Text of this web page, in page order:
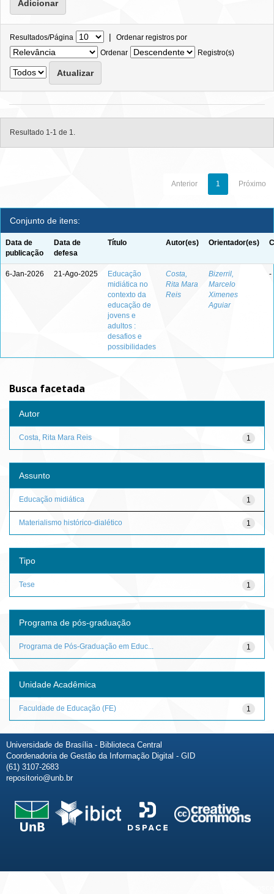
Resultados/Página | Ordenar registros por
Ordenar
Registro(s)
Resultado 1-1 de 1.
Anterior 1 Próximo
Conjunto de itens:
Data de
publicação
Data de
defesa
Título Autor(es) Orientador(es)
6-Jan-2026 21-Ago-2025
Educação
midiática no
contexto da
educação de
jovens e
adultos :
desafios e
possibilidades
Costa,
Rita Mara
Reis
Bizerril,
Marcelo
Ximenes
Aguiar
-
Busca facetada
Autor
1
Costa, Rita Mara Reis
Assunto
1
Educação midiática
1
Materialismo histórico-dialético
Tipo
1
Tese
Programa de pós-graduação
1
Programa de Pós-Graduação em Educ...
Unidade Acadêmica
1
Faculdade de Educação (FE)
Universidade de Brasília - Biblioteca Central
Coordenadoria de Gestão da Informação Digital - GID
(61) 3107-2683
repositorio@unb.br